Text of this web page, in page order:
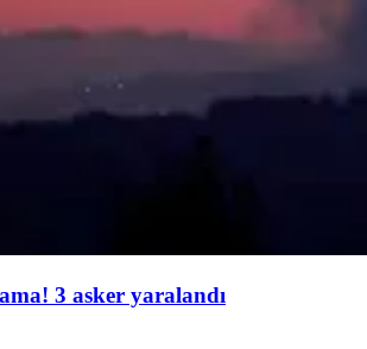
3 asker yaralandı